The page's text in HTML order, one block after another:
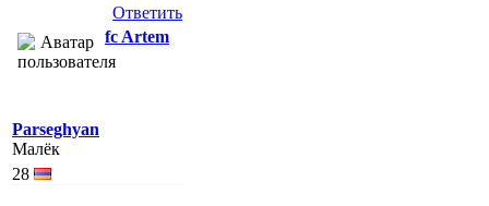
Ответить
fc Artem
Parseghyan
Малёк
28